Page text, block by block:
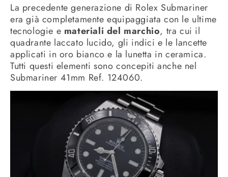
La precedente generazione di Rolex Submariner
era già completamente equipaggiata con le ultime
tecnologie e materiali del marchio, tra cui il
quadrante laccato lucido, gli indici e le lancette
applicati in oro bianco e la lunetta in ceramica.
Tutti questi elementi sono concepiti anche nel
Submariner 41mm Ref. 124060.